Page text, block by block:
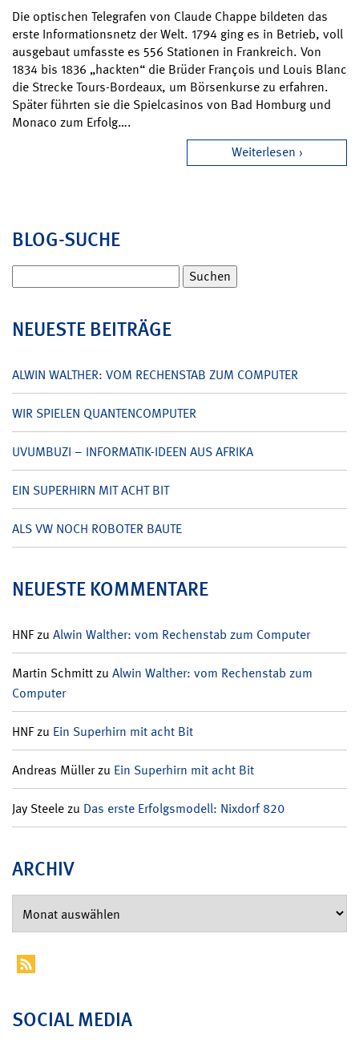
Die optischen Telegrafen von Claude Chappe bildeten das
erste Informationsnetz der Welt. 1794 ging es in Betrieb, voll
ausgebaut umfasste es 556 Stationen in Frankreich. Von
1834 bis 1836 „hackten“ die Brüder François und Louis Blanc
die Strecke Tours-Bordeaux, um Börsenkurse zu erfahren.
Später führten sie die Spielcasinos von Bad Homburg und
Monaco zum Erfolg….
Weiterlesen
BLOG-SUCHE
nach:
NEUESTE BEITRÄGE
ALWIN WALTHER: VOM RECHENSTAB ZUM COMPUTER
WIR SPIELEN QUANTENCOMPUTER
UVUMBUZI – INFORMATIK-IDEEN AUS AFRIKA
EIN SUPERHIRN MIT ACHT BIT
ALS VW NOCH ROBOTER BAUTE
NEUESTE KOMMENTARE
HNFzu Alwin Walther: vom Rechenstab zum Computer
Martin Schmittzu Alwin Walther: vom Rechenstab zum
Computer
HNFzu Ein Superhirn mit acht Bit
Andreas Müllerzu Ein Superhirn mit acht Bit
Jay Steelezu Das erste Erfolgsmodell: Nixdorf 820
ARCHIV
SOCIAL MEDIA